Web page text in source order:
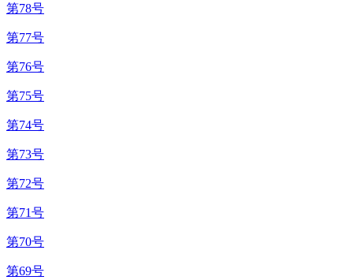
第78号
第77号
第76号
第75号
第74号
第73号
第72号
第71号
第70号
第69号